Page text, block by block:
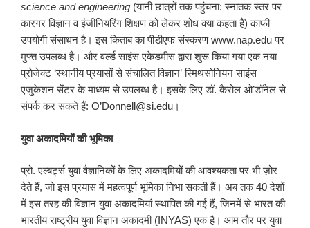
science and engineering (यानी छात्रों तक पहुंचना: स्नातक स्तर पर
कारगर विज्ञान व इंजीनियरिंग शिक्षण को लेकर शोध क्या कहता है) काफी
उपयोगी संसाधन है। इस किताब का पीडीएफ संस्करण www.nap.edu पर
मुफ्त उपलब्ध है। और वर्ल्ड साइंस एकेडमीस द्वारा शुरू किया गया एक नया
प्रोजेक्ट ‘स्थानीय प्रयासों से संचालित विज्ञान’ स्मिथसोनियन साइंस
एजुकेशन सेंटर के माध्यम से उपलब्ध है। इसके लिए डॉ. कैरोल ओ’डॉनेल से
संपर्क कर सकते हैं: O’Donnell@si.edu।
युवा अकादमियों की भूमिका
प्रो. एल्बर्ट्स युवा वैज्ञानिकों के लिए अकादमियों की आवश्यकता पर भी ज़ोर
देते हैं, जो इस प्रयास में महत्वपूर्ण भूमिका निभा सकती हैं। अब तक 40 देशों
में इस तरह की विज्ञान युवा अकादमियां स्थापित की गई हैं, जिनमें से भारत की
भारतीय राष्ट्रीय युवा विज्ञान अकादमी (INYAS) एक है। आम तौर पर युवा